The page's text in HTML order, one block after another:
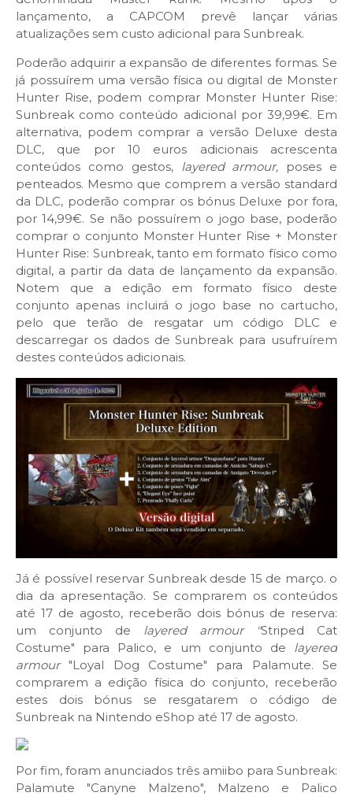
lançamento, a CAPCOM prevê lançar várias
atualizações sem custo adicional para Sunbreak.
Poderão adquirir a expansão de diferentes formas. Se
já possuírem uma versão física ou digital de Monster
Hunter Rise, podem comprar Monster Hunter Rise:
Sunbreak como conteúdo adicional por 39,99€. Em
alternativa, podem comprar a versão Deluxe desta
DLC, que por 10 euros adicionais acrescenta
conteúdos como gestos, layered armour, poses e
penteados. Mesmo que comprem a versão standard
da DLC, poderão comprar os bónus Deluxe por fora,
por 14,99€. Se não possuírem o jogo base, poderão
comprar o conjunto Monster Hunter Rise + Monster
Hunter Rise: Sunbreak, tanto em formato físico como
digital, a partir da data de lançamento da expansão.
Notem que a edição em formato físico deste
conjunto apenas incluirá o jogo base no cartucho,
pelo que terão de resgatar um código DLC e
descarregar os dados de Sunbreak para usufruírem
destes conteúdos adicionais.
Já é possível reservar Sunbreak desde 15 de março. o
dia da apresentação. Se comprarem os conteúdos
até 17 de agosto, receberão dois bónus de reserva:
um conjunto de layered armour "Striped Cat
Costume" para Palico, e um conjunto de layered
armour "Loyal Dog Costume" para Palamute. Se
comprarem a edição física do conjunto, receberão
estes dois bónus se resgatarem o código de
Sunbreak na Nintendo eShop até 17 de agosto.
Por fim, foram anunciados três amiibo para Sunbreak:
Palamute "Canyne Malzeno", Malzeno e Palico